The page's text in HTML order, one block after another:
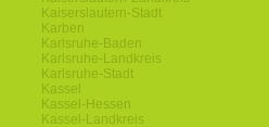
Kaiserslautern-Stadt
Karben
Karlsruhe-Baden
Karlsruhe-Landkreis
Karlsruhe-Stadt
Kassel
Kassel-Hessen
Kassel-Landkreis